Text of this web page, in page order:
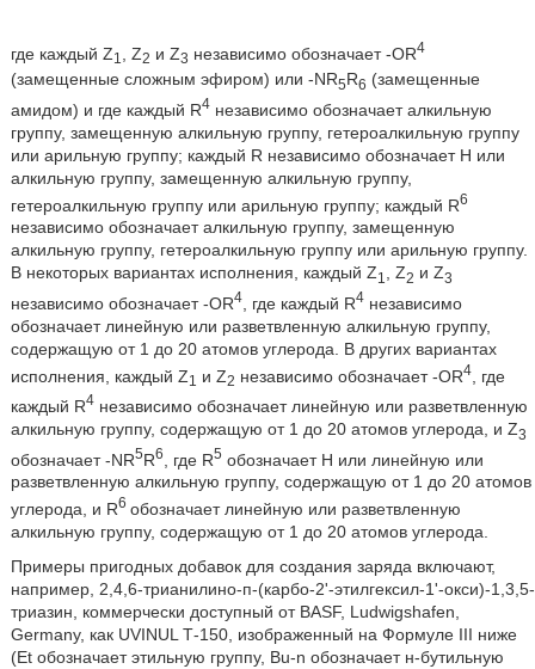
где каждый Z1 , Z2 и Z3 независимо обозначает -OR4
(замещенные сложным эфиром) или -NR5R6 (замещенные
амидом) и где каждый R4независимо обозначает алкильную
группу, замещенную алкильную группу, гетероалкильную группу
или арильную группу; каждый R независимо обозначает Н или
алкильную группу, замещенную алкильную группу,
гетероалкильную группу или арильную группу; каждый R6
независимо обозначает алкильную группу, замещенную
алкильную группу, гетероалкильную группу или арильную группу.
В некоторых вариантах исполнения, каждый Z1 , Z2 и Z3
независимо обозначает -OR4, где каждый R4независимо
обозначает линейную или разветвленную алкильную группу,
содержащую от 1 до 20 атомов углерода. В других вариантах
исполнения, каждый Z1 и Z2 независимо обозначает -OR4, где
каждый R4независимо обозначает линейную или разветвленную
алкильную группу, содержащую от 1 до 20 атомов углерода, и Z3
обозначает -NR5R6 , где R5 обозначает Н или линейную или
разветвленную алкильную группу, содержащую от 1 до 20 атомов
углерода, и R6 обозначает линейную или разветвленную
алкильную группу, содержащую от 1 до 20 атомов углерода.
Примеры пригодных добавок для создания заряда включают,
например, 2,4,6-трианилино-п-(карбо-2'-этилгексил-1'-окси)-1,3,5-
триазин, коммерчески доступный от BASF, Ludwigshafen,
Germany, как UVINUL Т-150, изображенный на Формуле III ниже
(Et обозначает этильную группу, Bu-n обозначает н-бутильную